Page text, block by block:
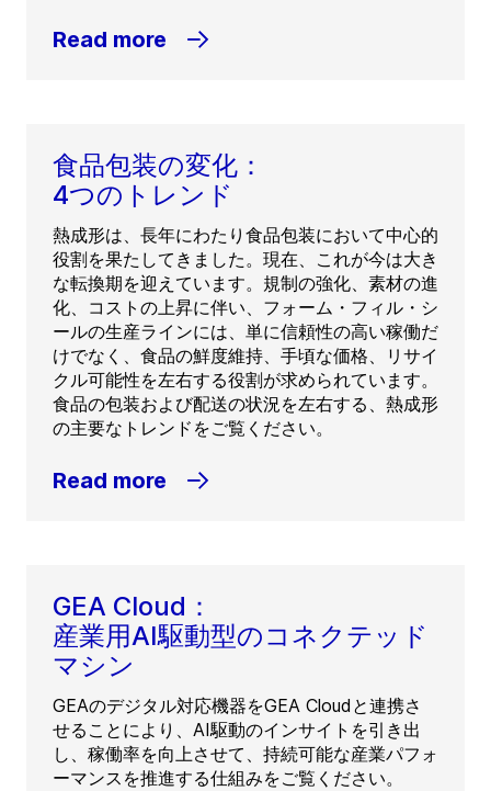
Read more
食品包装の変化：
4つのトレンド
熱成形は、長年にわたり食品包装において中心的
役割を果たしてきました。現在、これが今は大き
な転換期を迎えています。規制の強化、素材の進
化、コストの上昇に伴い、フォーム・フィル・シ
ールの生産ラインには、単に信頼性の高い稼働だ
けでなく、食品の鮮度維持、手頃な価格、リサイ
クル可能性を左右する役割が求められています。
食品の包装および配送の状況を左右する、熱成形
の主要なトレンドをご覧ください。
Read more
GEA Cloud：
産業用AI駆動型のコネクテッド
マシン
GEAのデジタル対応機器をGEA Cloudと連携さ
せることにより、AI駆動のインサイトを引き出
し、稼働率を向上させて、持続可能な産業パフォ
ーマンスを推進する仕組みをご覧ください。